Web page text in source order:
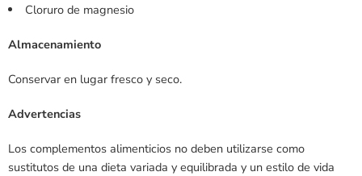
Cloruro de magnesio
Almacenamiento
Conservar en lugar fresco y seco.
Advertencias
Los complementos alimenticios no deben utilizarse como
sustitutos de una dieta variada y equilibrada y un estilo de vida